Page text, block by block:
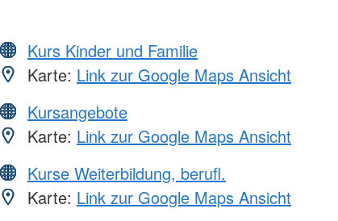
Kurs Kinder und Familie
Karte: Link zur Google Maps Ansicht
Kursangebote
Karte: Link zur Google Maps Ansicht
Kurse Weiterbildung, berufl.
Karte: Link zur Google Maps Ansicht